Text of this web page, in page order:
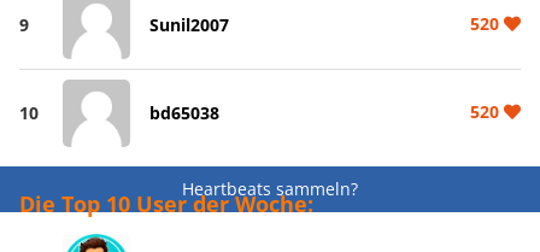
9 Sunil2007 520
10 bd65038 520
Heartbeats sammeln?
Die Top 10 User der Woche: